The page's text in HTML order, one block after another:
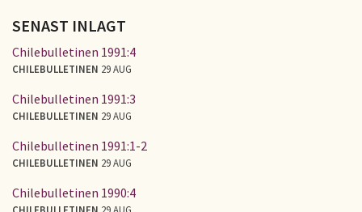
SENAST INLAGT
Chilebulletinen 1991:4
CHILEBULLETINEN 29 AUG
Chilebulletinen 1991:3
CHILEBULLETINEN 29 AUG
Chilebulletinen 1991:1-2
CHILEBULLETINEN 29 AUG
Chilebulletinen 1990:4
CHILEBULLETINEN 29 AUG